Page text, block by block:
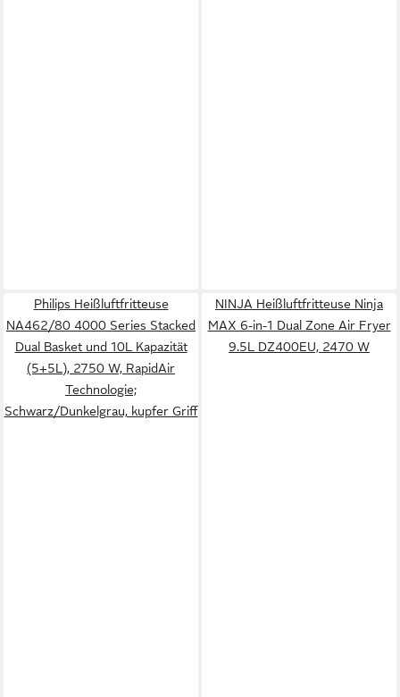
Philips Heißluftfritteuse
NA462/80 4000 Series Stacked
Dual Basket und 10L Kapazität
(5+5L), 2750 W, RapidAir
Technologie;
Schwarz/Dunkelgrau, kupfer Griff
NINJA Heißluftfritteuse Ninja
MAX 6-in-1 Dual Zone Air Fryer
9.5L DZ400EU, 2470 W